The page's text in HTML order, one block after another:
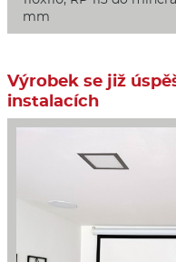
mm
Výrobek se již
instalacích